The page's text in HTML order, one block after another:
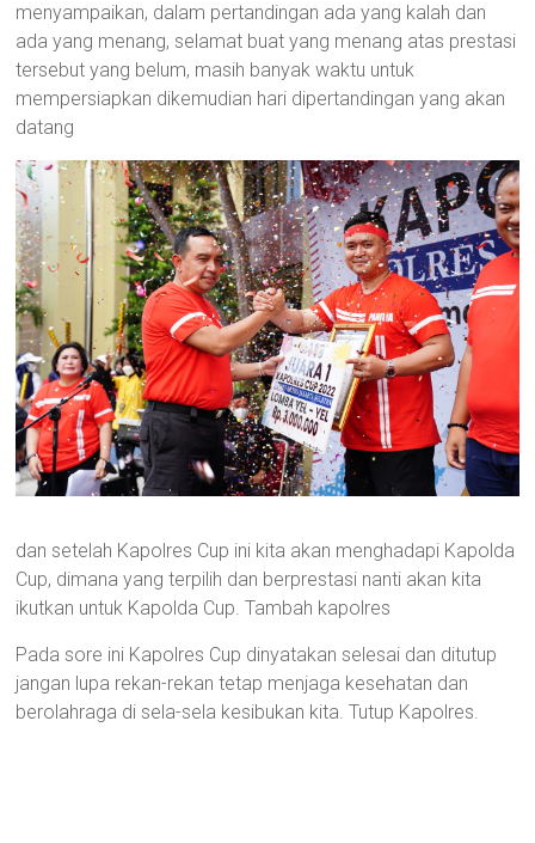
menyampaikan, dalam pertandingan ada yang kalah dan
ada yang menang, selamat buat yang menang atas prestasi
tersebut yang belum, masih banyak waktu untuk
mempersiapkan dikemudian hari dipertandingan yang akan
datang
dan setelah Kapolres Cup ini kita akan menghadapi Kapolda
Cup, dimana yang terpilih dan berprestasi nanti akan kita
ikutkan untuk Kapolda Cup. Tambah kapolres
Pada sore ini Kapolres Cup dinyatakan selesai dan ditutup
jangan lupa rekan-rekan tetap menjaga kesehatan dan
berolahraga di sela-sela kesibukan kita. Tutup Kapolres.